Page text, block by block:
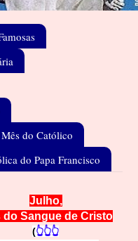
do Católico
do Papa Francisco
Julho,
do Sangue de Cristo
(👆👆👆